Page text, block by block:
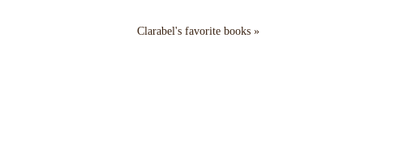
Clarabel's favorite books »